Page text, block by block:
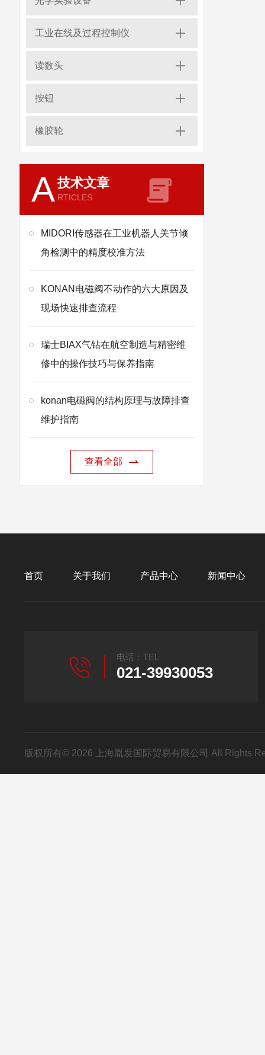
工业在线及过程控制仪
读数头
按钮
橡胶轮
A技术文章
RTICLES
MIDORI传感器在工业机器人关节倾
角检测中的精度校准方法
KONAN电磁阀不动作的六大原因及
现场快速排查流程
瑞士BIAX气钻在航空制造与精密维
修中的操作技巧与保养指南
konan电磁阀的结构原理与故障排查
维护指南
查看全部
首页 关于我们 产品中心 新闻中心
电话：TEL
021-39930053
版权所有© 2026 上海胤发国际贸易有限公司 All Rights